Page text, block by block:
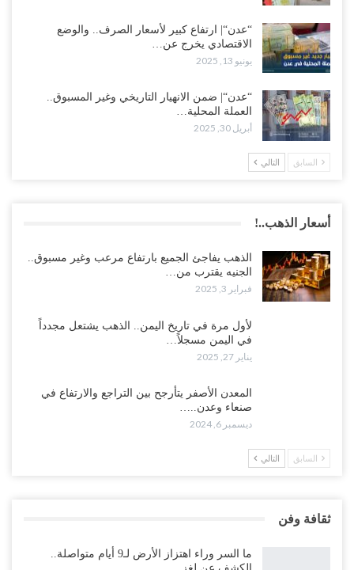
“عدن“| ارتفاع كبير لأسعار الصرف.. والوضع
الاقتصادي يخرج عن…
يونيو 13, 2025
“عدن“| ضمن الانهيار التاريخي وغير المسبوق..
العملة المحلية…
أبريل 30, 2025
السابق التالي
أسعار الذهب..!
الذهب يفاجئ الجميع بارتفاع مرعب وغير مسبوق..
الجنيه يقترب من…
فبراير 3, 2025
لأول مرة في تاريخ اليمن.. الذهب يشتعل مجدداً
في اليمن مسجلاً…
يناير 27, 2025
المعدن الأصفر يتأرجح بين التراجع والارتفاع في
صنعاء وعدن..…
ديسمبر 6, 2024
السابق التالي
ثقافة وفن
ما السر وراء اهتزاز الأرض لـ9 أيام متواصلة..